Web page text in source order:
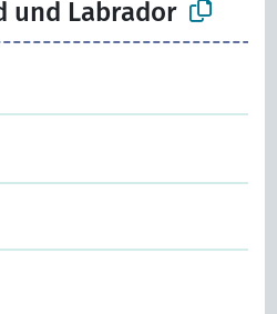
und Labrador